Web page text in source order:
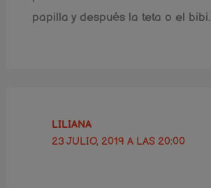
papilla y después la teta o el bibi.
LILIANA
23 JULIO, 2019 A LAS 20:00